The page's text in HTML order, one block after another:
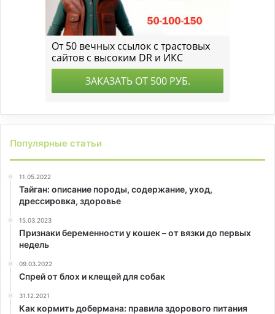
Популярные статьи
11.05.2022
Тайган: описание породы, содержание, уход,
дрессировка, здоровье
15.03.2023
Признаки беременности у кошек – от вязки до первых
недель
09.03.2022
Спрей от блох и клещей для собак
31.12.2021
Как кормить добермана: правила здорового питания